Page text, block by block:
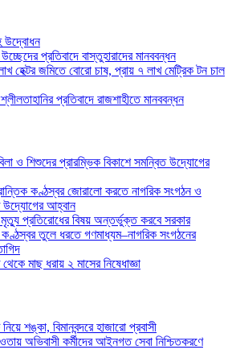
উদ্বোধন
উচ্ছেদের প্রতিবাদে বাস্তুহারাদের মানববন্ধন
হেক্টর জমিতে বোরো চাষ, প্রায় ৭ লাখ মেট্রিক টন চাল
প্রতিবাদে রাজশাহীতে মানববন্ধন
ও শিশুদের প্রারম্ভিক বিকাশে সমন্বিত উদ্যোগের
কণ্ঠস্বর জোরালো করতে নাগরিক সংগঠন ও
উদ্যোগের আহ্বান
মৃত্যু প্রতিরোধের বিষয় অন্তর্ভুক্ত করবে সরকার
কণ্ঠস্বর তুলে ধরতে গণমাধ্যম–নাগরিক সংগঠনের
মাছ ধরায় ২ মাসের নিষেধাজ্ঞা
শঙ্কা, বিমানবন্দরে হাজারো প্রবাসী
অভিবাসী কর্মীদের আইনগত সেবা নিশ্চিতকরণে